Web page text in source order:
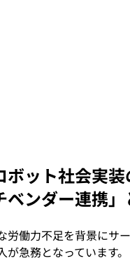
ボット社会実
ベンダー連携
労働力不足を背景にサ
が急務となっています。